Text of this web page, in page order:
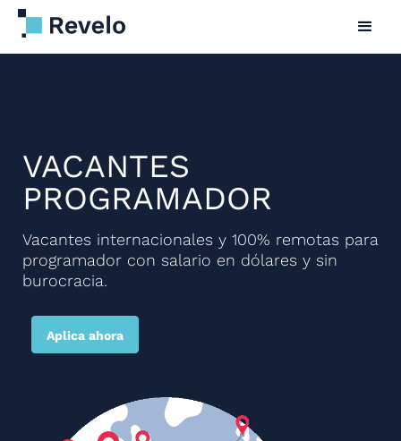
VACANTES
PROGRAMADOR
Vacantes internacionales y 100% remotas para
programador con salario en dólares y sin
burocracia.
Aplica ahora